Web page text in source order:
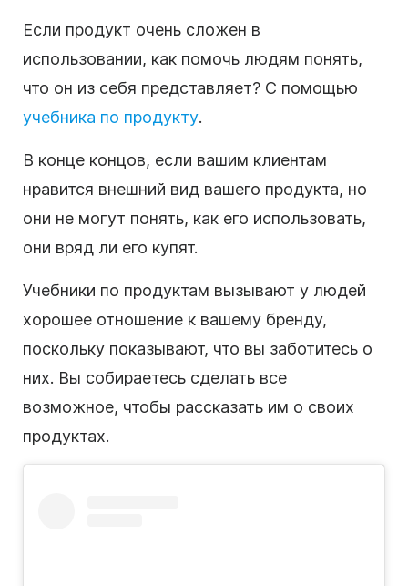
Если продукт очень сложен в
использовании, как помочь людям понять,
что он из себя представляет? С помощью
учебника по продукту.
В конце концов, если вашим клиентам
нравится внешний вид вашего продукта, но
они не могут понять, как его использовать,
они вряд ли его купят.
Учебники по продуктам вызывают у людей
хорошее отношение к вашему бренду,
поскольку показывают, что вы заботитесь о
них. Вы собираетесь сделать все
возможное, чтобы рассказать им о своих
продуктах.